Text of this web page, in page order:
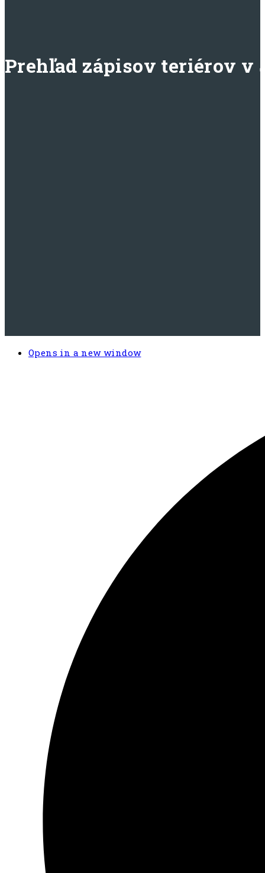
Prehľad zápisov teriérov v
Opens in a new window